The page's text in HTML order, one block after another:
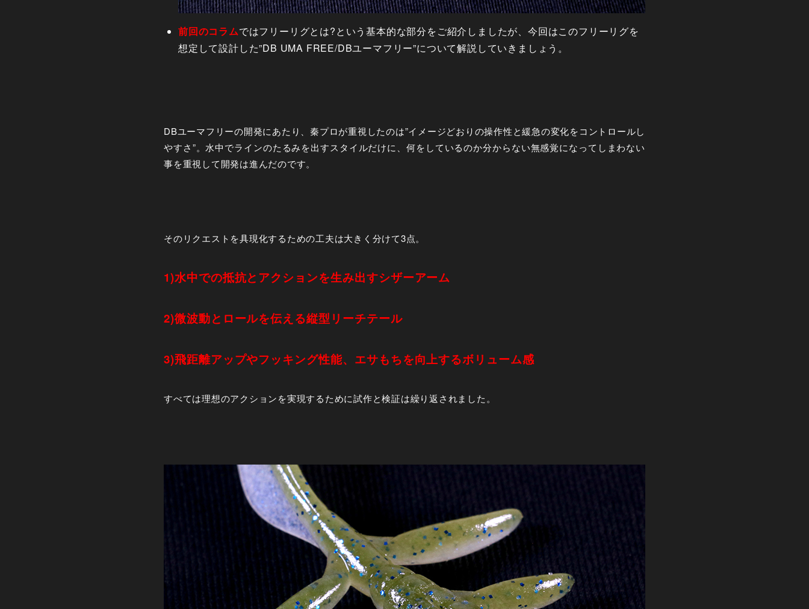
前回のコラムではフリーリグとは?という基本的な部分をご紹介しましたが、今回はこのフリーリグを
想定して設計した”DB UMA FREE/DBユーマフリー”について解説していきましょう。
DBユーマフリーの開発にあたり、秦プロが重視したのは”イメージどおりの操作性と緩急の変化をコントロールし
やすさ”。水中でラインのたるみを出すスタイルだけに、何をしているのか分からない無感覚になってしまわない
事を重視して開発は進んだのです。
そのリクエストを具現化するための工夫は大きく分けて3点。
1)水中での抵抗とアクションを生み出すシザーアーム
2)微波動とロールを伝える縦型リーチテール
3)飛距離アップやフッキング性能、エサもちを向上するボリューム感
すべては理想のアクションを実現するために試作と検証は繰り返されました。